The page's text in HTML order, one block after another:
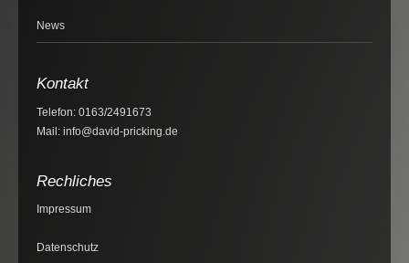
News
Kontakt
Telefon: 0163/2491673
Mail: info@david-pricking.de
Rechliches
Impressum
Datenschutz